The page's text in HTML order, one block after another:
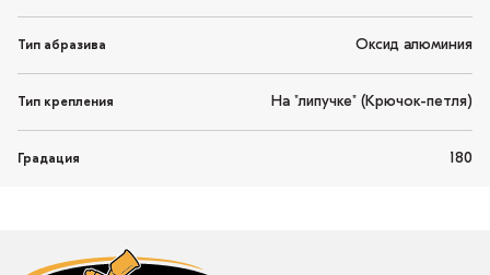
Тип абразива Оксид алюминия
Тип крепления На "липучке" (Крючок-петля)
Градация 180